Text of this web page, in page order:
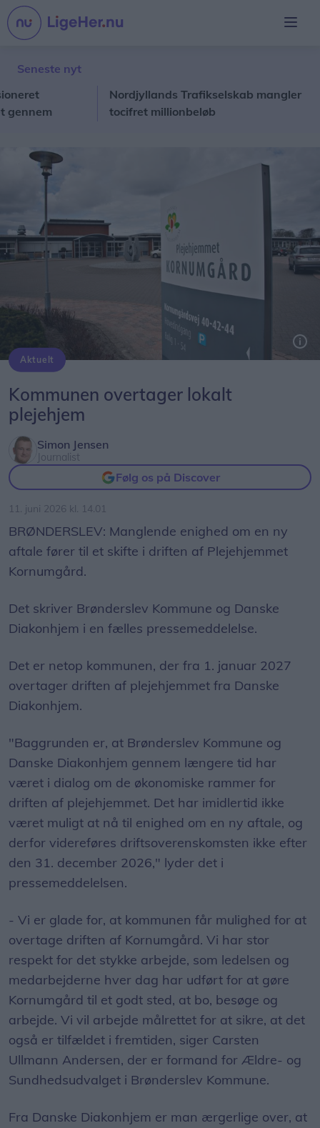
Seneste nyt
Nordjyllands Trafikselskab mangler
tocifret millionbeløb
Aktuelt
Kommunen overtager lokalt
plejehjem
Simon Jensen
Journalist
Følg os på Discover
11. juni 2026 kl. 14.01
BRØNDERSLEV: Manglende enighed om en ny
aftale fører til et skifte i driften af Plejehjemmet
Kornumgård.
Det skriver Brønderslev Kommune og Danske
Diakonhjem i en fælles pressemeddelelse.
Det er netop kommunen, der fra 1. januar 2027
overtager driften af plejehjemmet fra Danske
Diakonhjem.
"Baggrunden er, at Brønderslev Kommune og
Danske Diakonhjem gennem længere tid har
været i dialog om de økonomiske rammer for
driften af plejehjemmet. Det har imidlertid ikke
været muligt at nå til enighed om en ny aftale, og
derfor videreføres driftsoverenskomsten ikke efter
den 31. december 2026," lyder det i
pressemeddelelsen.
- Vi er glade for, at kommunen får mulighed for at
overtage driften af Kornumgård. Vi har stor
respekt for det stykke arbejde, som ledelsen og
medarbejderne hver dag har udført for at gøre
Kornumgård til et godt sted, at bo, besøge og
arbejde. Vi vil arbejde målrettet for at sikre, at det
også er tilfældet i fremtiden, siger Carsten
Ullmann Andersen, der er formand for Ældre- og
Sundhedsudvalget i Brønderslev Kommune.
Fra Danske Diakonhjem er man ærgerlige over, at